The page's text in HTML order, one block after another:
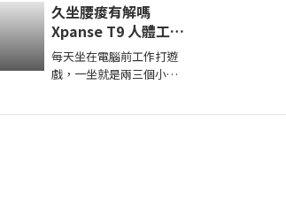
官方認證賣家不一定都是
我購買 ...
久坐腰痠有解嗎
Xpanse T9 人體工學
椅實坐體驗動態腰靠
6D扶手22檔調整
每天坐在電腦前工作打遊
戲，一坐就是兩三個小